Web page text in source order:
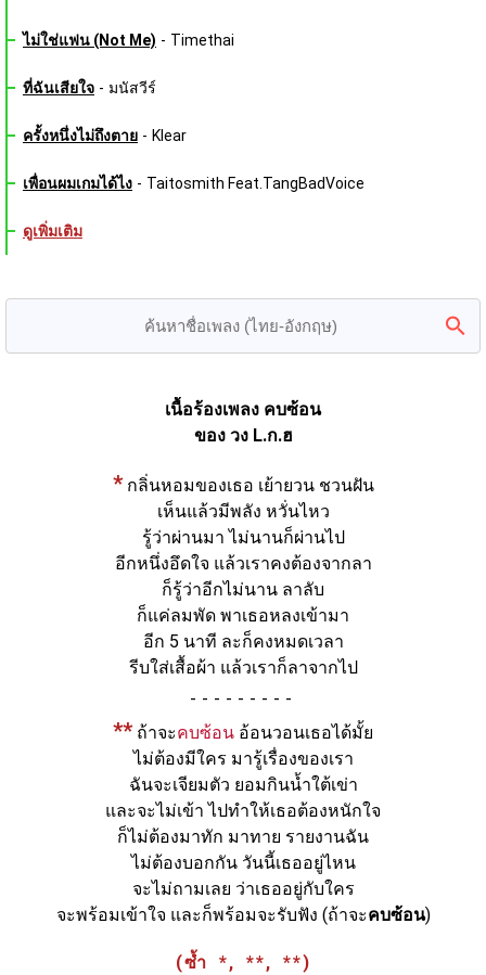
ไม่ใช่แฟน (Not Me) - Timethai
ที่ฉันเสียใจ - มนัสวีร์
ครั้งหนึ่งไม่ถึงตาย - Klear
เพื่อนผมเกมได้ไง - Taitosmith Feat.TangBadVoice
ดูเพิ่มเติม
เนื้อร้องเพลง คบซ้อน
ของ วง L.ก.ฮ
*กลิ่นหอมของเธอ เย้ายวน ชวนฝัน
เห็นแล้วมีพลัง หวั่นไหว
รู้ว่าผ่านมา ไม่นานก็ผ่านไป
อีกหนึ่งอึดใจ แล้วเราคงต้องจากลา
ก็รู้ว่าอีกไม่นาน ลาลับ
ก็แค่ลมพัด พาเธอหลงเข้ามา
อีก 5 นาที ละก็คงหมดเวลา
รีบใส่เสื้อผ้า แล้วเราก็ลาจากไป
-
** ถ้าจะคบซ้อน อ้อนวอนเธอได้มั้ย
ไม่ต้องมีใคร มารู้เรื่องของเรา
ฉันจะเจียมตัว ยอมกินน้ำใต้เข่า
และจะไม่เข้า ไปทำให้เธอต้องหนักใจ
ก็ไม่ต้องมาทัก มาทาย รายงานฉัน
ไม่ต้องบอกกัน วันนี้เธออยู่ไหน
จะไม่ถามเลย ว่าเธออยู่กับใคร
จะพร้อมเข้าใจ และก็พร้อมจะรับฟัง (ถ้าจะคบซ้อน)
(ซ้ำ *, **, **)